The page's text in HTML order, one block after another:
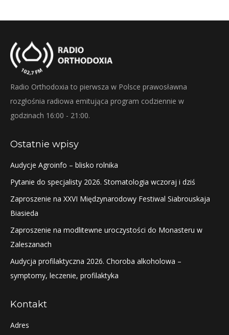
Radio Orthodoxia to pierwsza w Polsce prawosławna
rozgłośnia radiowa emitująca program codziennie w
godzinach 16:00 - 21:00.
Ostatnie wpisy
Audycje Agroinfo – blisko rolnika
Pytanie do specjalisty 2026. Stomatologia wczoraj i dziś
Zaproszenie na XXVI Międzynarodowy Festiwal Siabrouskaja
Biasieda
Zaproszenie na modlitewne uroczystości do Monasteru w
Zaleszanach
Audycja profilaktyczna 2026. Choroba alkoholowa –
symptomy, leczenie, profilaktyka
Kontakt
Adres